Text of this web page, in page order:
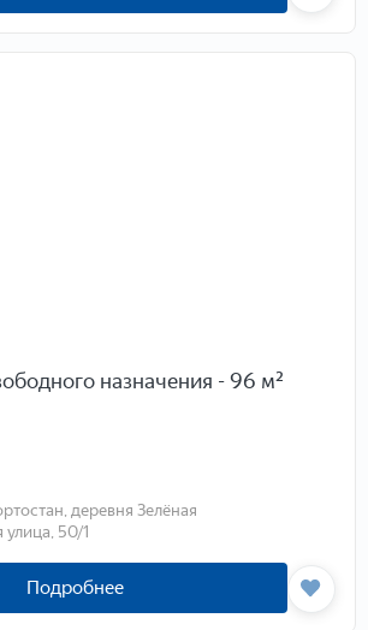
назначения - 96 м²
деревня Зелёная
50/1
Подробнее